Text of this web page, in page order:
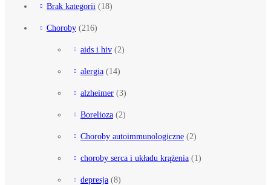
Brak kategorii (18)
Choroby (216)
aids i hiv (2)
alergia (14)
alzheimer (3)
Borelioza (2)
Choroby autoimmunologiczne (2)
choroby serca i układu krążenia (1)
depresja (8)